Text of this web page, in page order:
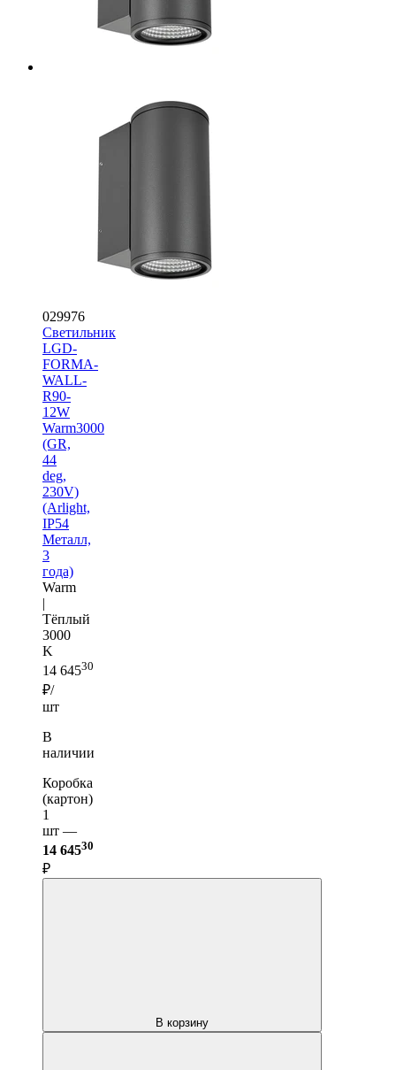
029976
Светильник
LGD-
FORMA-
WALL-
R90-
12W
Warm3000
(GR,
44
deg,
230V)
(Arlight,
IP54
Металл,
3
года)
Warm
|
Тёплый
3000
K
14 64530
₽/
шт
В
наличии
Коробка
(картон)
1
шт —
14 64530
₽
В корзину